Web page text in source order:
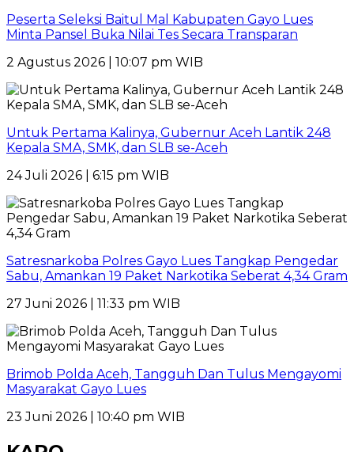
Peserta Seleksi Baitul Mal Kabupaten Gayo Lues
Minta Pansel Buka Nilai Tes Secara Transparan
2 Agustus 2026 | 10:07 pm WIB
Untuk Pertama Kalinya, Gubernur Aceh Lantik 248
Kepala SMA, SMK, dan SLB se-Aceh
24 Juli 2026 | 6:15 pm WIB
Satresnarkoba Polres Gayo Lues Tangkap Pengedar
Sabu, Amankan 19 Paket Narkotika Seberat 4,34 Gram
27 Juni 2026 | 11:33 pm WIB
Brimob Polda Aceh, Tangguh Dan Tulus Mengayomi
Masyarakat Gayo Lues
23 Juni 2026 | 10:40 pm WIB